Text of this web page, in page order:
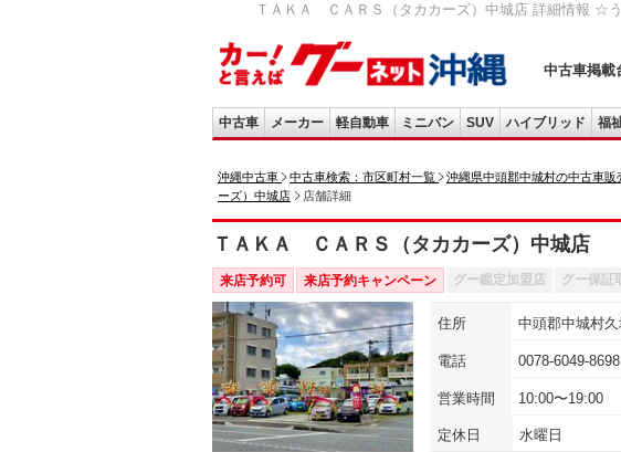
ＴＡＫＡ ＣＡＲＳ（タカカーズ）中城店 詳細情報 ☆
中古車掲載
中古車 メーカー 軽自動車 ミニバン SUV ハイブリッド 福
沖縄中古車 中古車検索：市区町村一覧 沖縄県中頭郡中城村の中古車販
ーズ）中城店
店舗詳細
ＴＡＫＡ ＣＡＲＳ（タカカーズ）中城店
来店予約可 来店予約キャンペーン グー鑑定加盟店 グー保証
住所 中頭郡中城村
電話 0078-6049-8698
営業時間 10:00〜19:00
定休日 水曜日